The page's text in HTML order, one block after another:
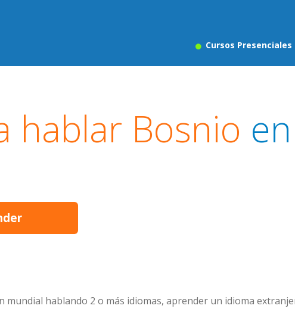
Cursos Presenciales
hablar Bosnio en
mundial hablando 2 o más idiomas, aprender un idioma